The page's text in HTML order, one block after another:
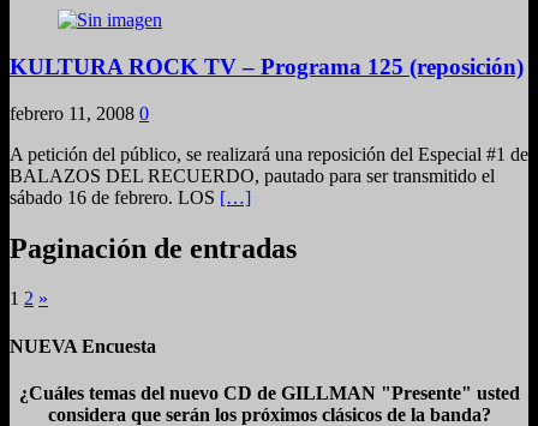
KULTURA ROCK TV – Programa 125 (reposición)
febrero 11, 2008 0
A petición del público, se realizará una reposición del Especial #1 de
BALAZOS DEL RECUERDO, pautado para ser transmitido el
sábado 16 de febrero. LOS […]
Paginación de entradas
1 2 »
NUEVA Encuesta
¿Cuáles temas del nuevo CD de GILLMAN "Presente" usted
considera que serán los próximos clásicos de la banda?